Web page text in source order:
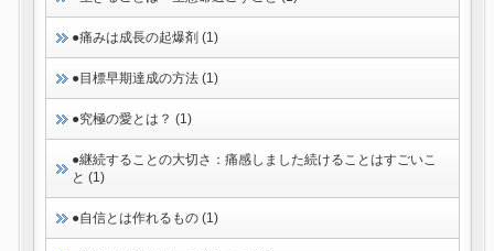
●痛みは成長の起爆剤 (1)
●目標早期達成の方法 (1)
●究極の愛とは？ (1)
●継続することの大切さ：痛感しました続けることはすごいこ
と (1)
●自信とは作れるもの (1)